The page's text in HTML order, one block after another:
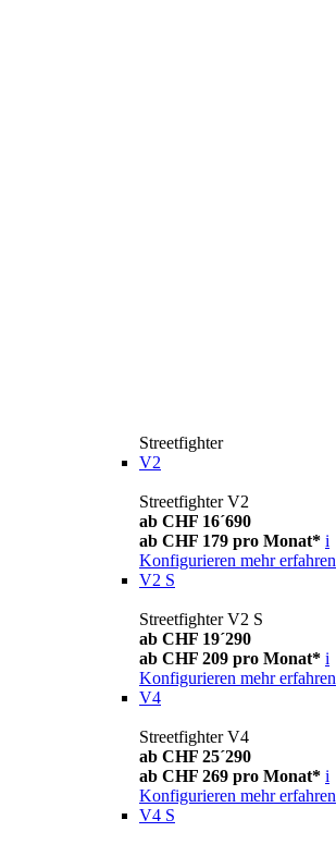
Streetfighter
V2
Streetfighter V2
ab CHF 16´690
ab CHF 179 pro Monat* i
Konfigurieren mehr erfahren
V2 S
Streetfighter V2 S
ab CHF 19´290
ab CHF 209 pro Monat* i
Konfigurieren mehr erfahren
V4
Streetfighter V4
ab CHF 25´290
ab CHF 269 pro Monat* i
Konfigurieren mehr erfahren
V4 S